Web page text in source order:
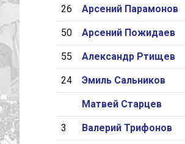
26 Арсений Парамонов
50 Арсений Пожидаев
55 Александр Ртищев
24 Эмиль Сальников
Матвей Старцев
3 Валерий Трифонов